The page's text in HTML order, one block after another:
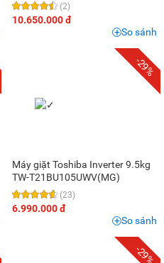
(2)
10.650.000 đ
So sánh
-29%
Máy giặt Toshiba Inverter 9.5kg
TW-T21BU105UWV(MG)
(23)
6.990.000 đ
So sánh
-29%